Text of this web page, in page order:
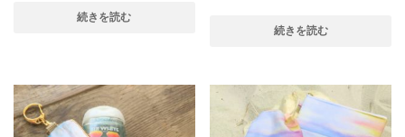
続きを読む
続きを読む